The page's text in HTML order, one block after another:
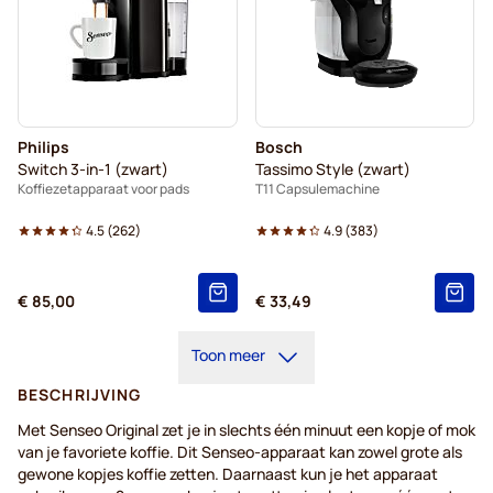
Philips
Switch 3-in-1 (zwart)
Koffiezetapparaat voor pads
4.5(262)
€ 85,00
Bosch
Tassimo Style (zwart)
T11 Capsulemachine
4.9(383)
€ 33,49
Toon meer
BESCHRIJVING
Met Senseo Original zet je in slechts één minuut een kopje of mok
van je favoriete koffie. Dit Senseo-apparaat kan zowel grote als
gewone kopjes koffie zetten. Daarnaast kun je het apparaat